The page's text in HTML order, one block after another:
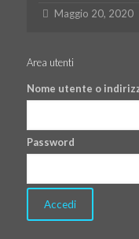
Maggio 20, 2020
Area utenti
Nome utente o
Password